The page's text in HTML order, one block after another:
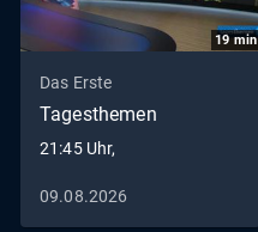
19min
Das Erste
Tagesthemen
21:45 Uhr,
09.08.2026